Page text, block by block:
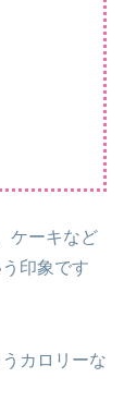
ケーキなど
印象です
カロリーな